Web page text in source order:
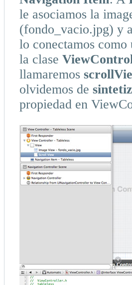
le asociamos la
(fondo_vacio.jpg) y a
lo conectamos como
la clase
llamaremos
olvidemos de
propiedad en